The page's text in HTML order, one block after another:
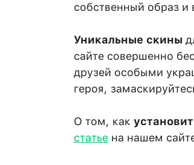
собственный образ и
Уникальные скины
сайте совершенно
друзей особыми
героя,
О том, как
статье на нашем